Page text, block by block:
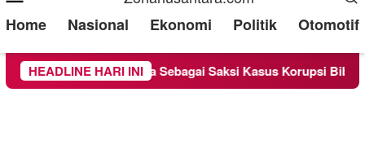
Menu
Home Nasional Ekonomi Politik Otomotif
HEADLINE HARI INI
Chandra Diperiksa Sebagai Saksi Kasus Korupsi Bibit Nanas